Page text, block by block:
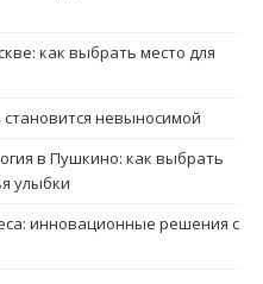
как выбрать место для
невыносимой
в Пушкино: как выбрать
улыбки
инновационные решения с